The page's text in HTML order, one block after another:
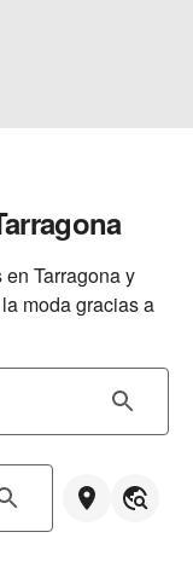
Tarragona y
moda gracias a